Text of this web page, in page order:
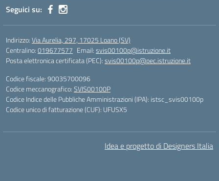
Seguici su:
Indirizzo:Via Aurelia, 297, 17025 Loano (SV)
Centralino:019677577 Email:svis00100p@istruzione.it
Posta elettronica certificata (PEC):svis00100p@pec.istruzione.it
Codice fiscale: 90035700096
Codice meccanografico:SVIS00100P
Codice Indice delle Pubbliche Amministrazioni (IPA): istsc_svis00100p
Codice unico di fatturazione (CUF): UFUSX5
Idea e progetto di Designers Italia